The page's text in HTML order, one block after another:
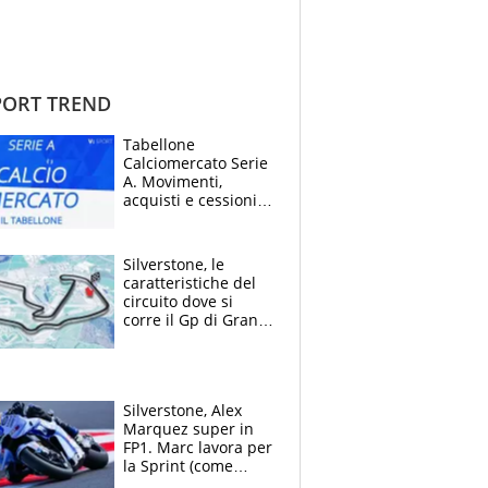
TREND
Tabellone
Calciomercato Serie
A. Movimenti,
acquisti e cessioni:
Silverstone, le
caratteristiche del
circuito dove si
corre il Gp di Gran
Silverstone, Alex
Marquez super in
FP1. Marc lavora per
la Sprint (come